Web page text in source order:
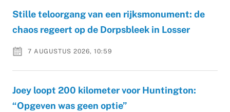
Stille teloorgang van een rijksmonument: de
chaos regeert op de Dorpsbleek in Losser
7 AUGUSTUS 2026, 10:59
Joey loopt 200 kilometer voor Huntington:
“Opgeven was geen optie”